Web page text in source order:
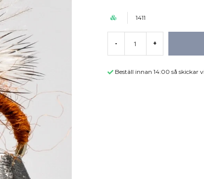
1411
- +
Beställ innan 14:00 så skickar